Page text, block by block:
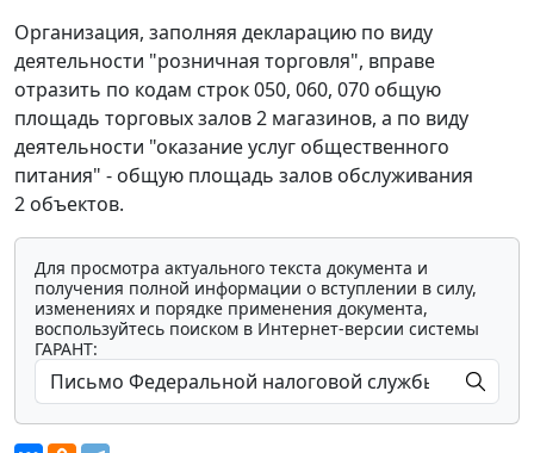
Организация, заполняя декларацию по виду
деятельности "розничная торговля", вправе
отразить по кодам строк 050, 060, 070 общую
площадь торговых залов 2 магазинов, а по виду
деятельности "оказание услуг общественного
питания" - общую площадь залов обслуживания
2 объектов.
Для просмотра актуального текста документа и
получения полной информации о вступлении в силу,
изменениях и порядке применения документа,
воспользуйтесь поиском в Интернет-версии системы
ГАРАНТ: